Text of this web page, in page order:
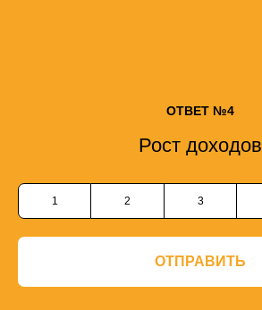
ОТВЕТ №4
Рост доходов
1 2 3
ОТПРАВИТЬ